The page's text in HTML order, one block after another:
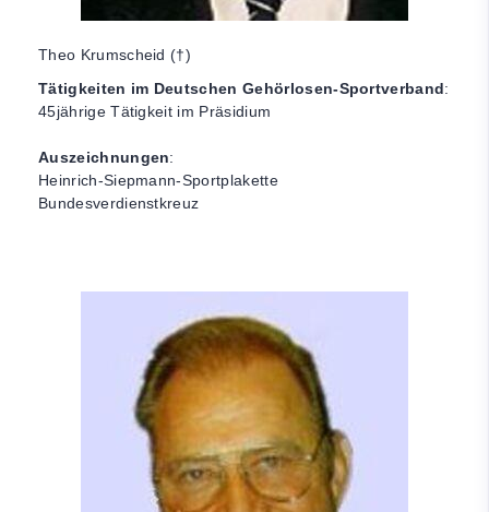
Theo Krumscheid (†)
Tätigkeiten im Deutschen Gehörlosen-Sportverband:
45jährige Tätigkeit im Präsidium
Auszeichnungen:
Heinrich-Siepmann-Sportplakette
Bundesverdienstkreuz